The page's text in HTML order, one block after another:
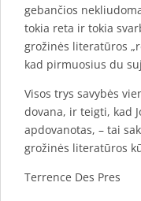
gebančios
tokia reta ir tokia
grožinės literatūros
kad pirmuosius du
Visos trys savybės
dovana, ir teigti, kad
apdovanotas, – tai
grožinės literatūros
Terrence Des Pres